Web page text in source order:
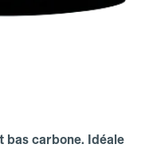
bas carbone. Idéale